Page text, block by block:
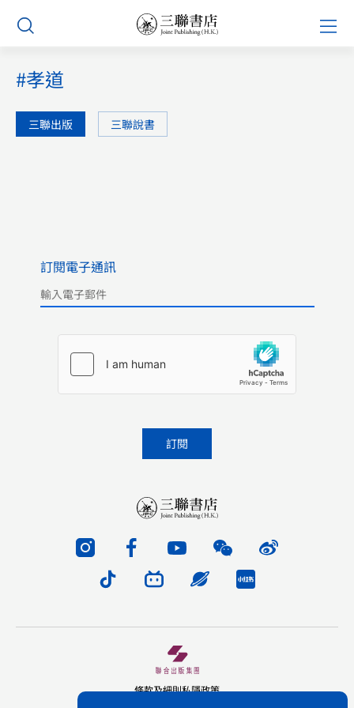
Skip
content
#孝道
三聯出版 三聯說書
訂閱電子通訊
條款及細則私隱政策